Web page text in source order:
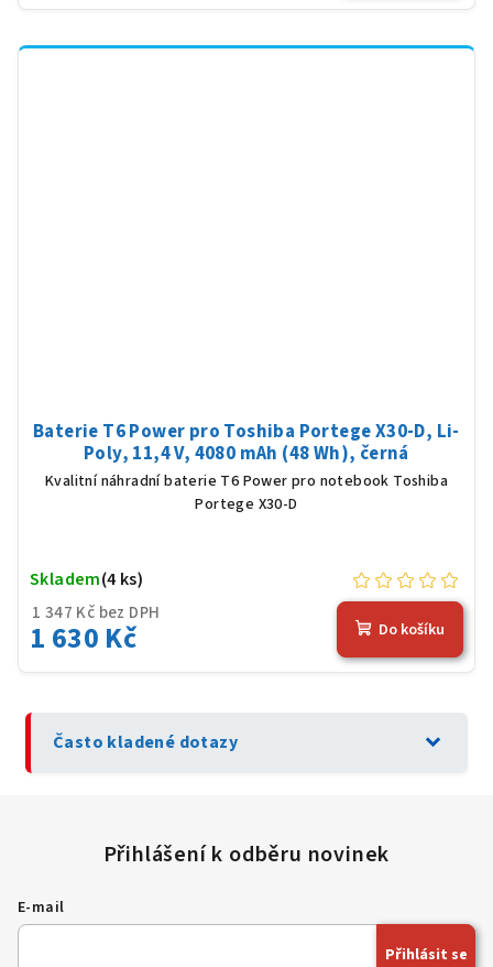
Baterie T6 Power pro Toshiba Portege X30-D, Li-
Poly, 11,4 V, 4080 mAh (48 Wh), černá
Kvalitní náhradní baterie T6 Power pro notebook Toshiba
Portege X30-D
1 347 Kč bez DPH
1 630 Kč
Skladem(4 ks)
Do košíku
Často kladené dotazy expand_more
E-mail
Přihlásit se